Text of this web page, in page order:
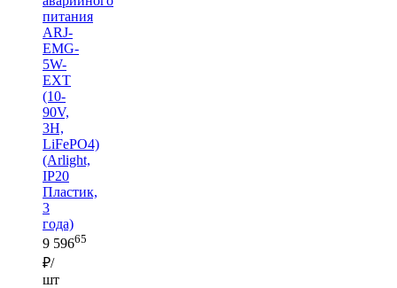
питания
ARJ-
EMG-
5W-
EXT
(10-
90V,
3H,
LiFePO4)
(Arlight,
IP20
Пластик,
3
года)
9 59665
₽/
шт